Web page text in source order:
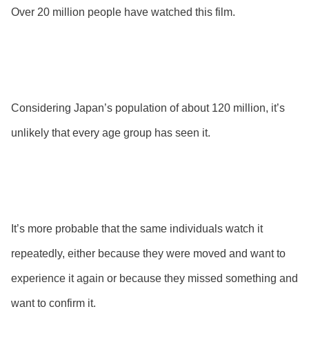
Over 20 million people have watched this film.
Considering Japan’s population of about 120 million, it’s
unlikely that every age group has seen it.
It’s more probable that the same individuals watch it
repeatedly, either because they were moved and want to
experience it again or because they missed something and
want to confirm it.